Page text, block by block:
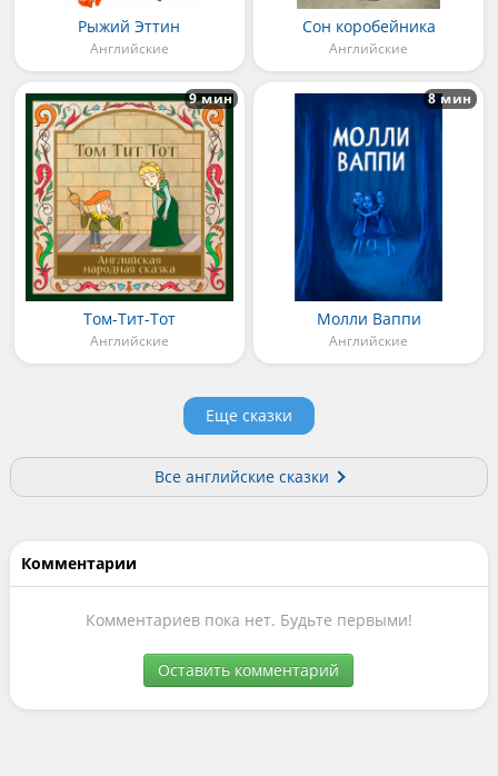
Рыжий Эттин
Английские
Сон коробейника
Английские
Том-Тит-Тот
Английские
9 мин
Молли Ваппи
Английские
8 мин
Еще сказки
Все английские сказки
Комментарии
Комментариев пока нет. Будьте первыми!
Оставить комментарий